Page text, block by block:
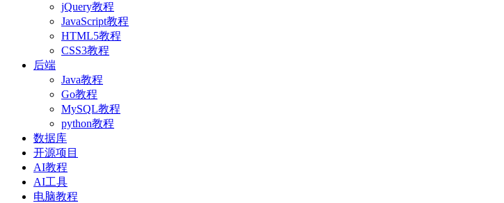
jQuery教程
JavaScript教程
HTML5教程
CSS3教程
后端
Java教程
Go教程
MySQL教程
python教程
数据库
开源项目
AI教程
AI工具
电脑教程